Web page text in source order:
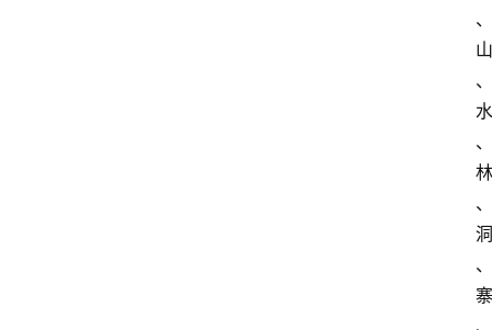
、
山
、
水
、
林
、
洞
、
寨
、